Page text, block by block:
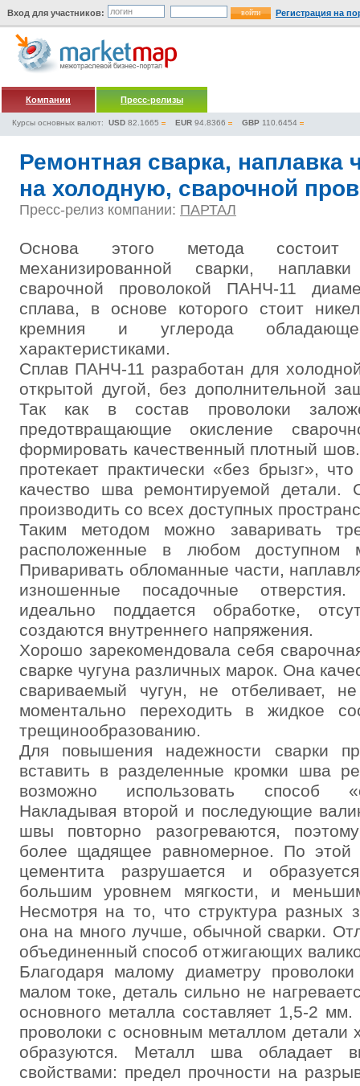
Вход для участников: Регистрация на
Компании Пресс-релизы
Курсы основных валют: USD 82.1665 EUR 94.8366 GBP 110.6454
Ремонтная сварка, наплавка
на холодную, сварочной
Пресс-релиз компании: ПАРТАЛ
Основа этого метода состоит
механизированной сварки,
сварочной проволокой ПАНЧ-11
сплава, в основе которого стоит
кремния и углерода
характеристиками.
Сплав ПАНЧ-11 разработан для
открытой дугой, без дополнительной
Так как в состав проволоки
предотвращающие окисление
формировать качественный плотный
протекает практически «без брызг»,
качество шва ремонтируемой детали.
производить со всех доступных
Таким методом можно заваривать
расположенные в любом доступном
Приваривать обломанные части,
изношенные посадочные
идеально поддается обработке,
создаются внутреннего напряжения.
Хорошо зарекомендовала себя
сварке чугуна различных марок. Она
свариваемый чугун, не отбеливает,
моментально переходить в жидкое
трещинообразованию.
Для повышения надежности сварки
вставить в разделенные кромки шва
возможно использовать способ
Накладывая второй и последующие
швы повторно разогреваются,
более щадящее равномерное. По этой
цементита разрушается и
большим уровнем мягкости, и
Несмотря на то, что структура разных
она на много лучше, обычной сварки.
объединенный способ отжигающих
Благодаря малому диаметру
малом токе, деталь сильно не
основного металла составляет 1,5-2
проволоки с основным металлом
образуются. Металл шва обладает
свойствами: предел прочности на